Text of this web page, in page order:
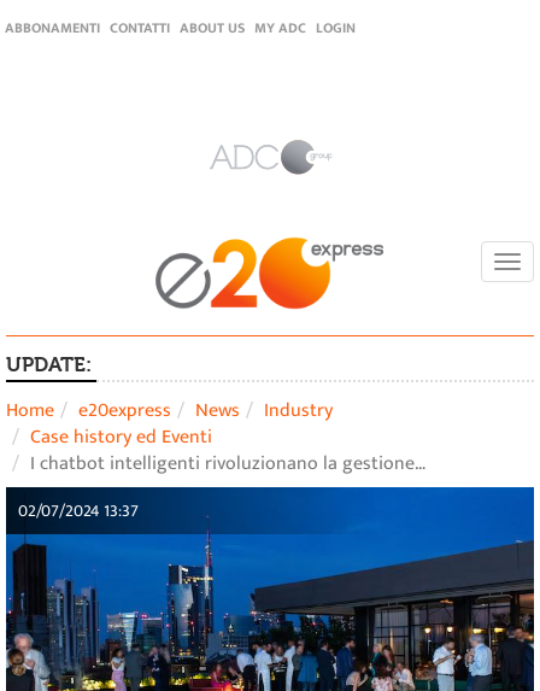
ABBONAMENTI CONTATTI ABOUT US MY ADC LOGIN
UPDATE:
Home e20express News
Industry
Case history ed Eventi
I chatbot intelligenti rivoluzionano la gestione…
02/07/2024 13:37